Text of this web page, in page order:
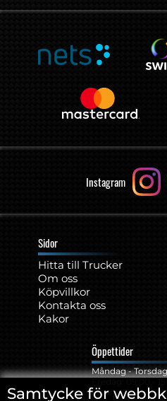
Samtycke för
Instagram
Sidor
Hitta till Trucker
Om oss
Köpvillkor
Kontakta oss
Kakor
Öppettider
Måndag -
Lunch: 12:00 -